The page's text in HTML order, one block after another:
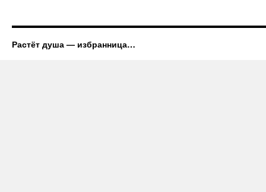
Растёт душа — избранница…